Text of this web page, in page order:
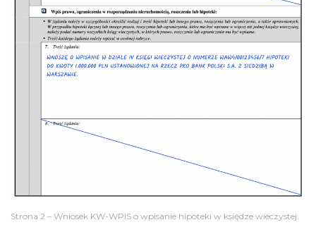
Strona 2 – Wniosek KW-WPIS o wpisanie hipoteki w księdze wieczystej.